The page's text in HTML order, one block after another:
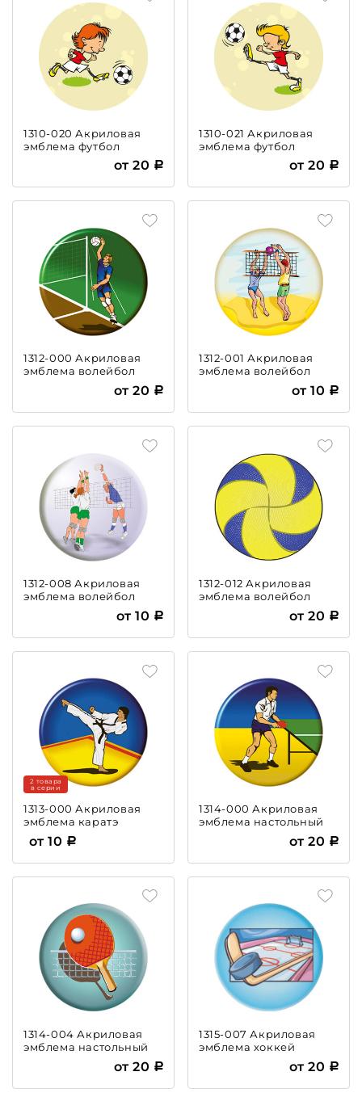
1310-020 Акриловая
эмблема футбол
от 20
1310-021 Акриловая
эмблема футбол
от 20
1312-000 Акриловая
эмблема волейбол
от 20
1312-001 Акриловая
эмблема волейбол
от 10
1312-008 Акриловая
эмблема волейбол
от 10
1312-012 Акриловая
эмблема волейбол
от 20
1313-000 Акриловая
эмблема каратэ
2 товара
в серии
от 10
1314-000 Акриловая
эмблема настольный
от 20
1314-004 Акриловая
эмблема настольный
от 20
1315-007 Акриловая
эмблема хоккей
от 20